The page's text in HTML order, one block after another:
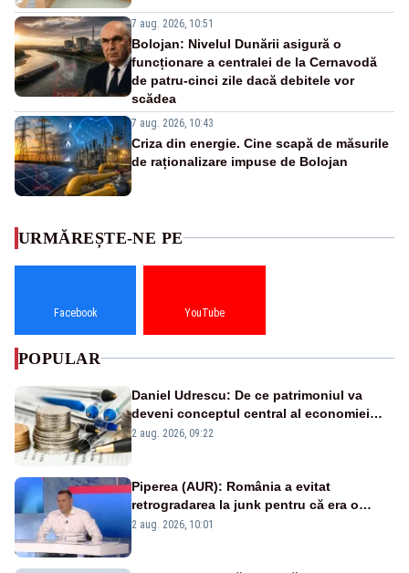
7 aug. 2026, 10:51
Bolojan: Nivelul Dunării asigură o
funcționare a centralei de la Cernavodă
de patru-cinci zile dacă debitele vor
scădea
7 aug. 2026, 10:43
Criza din energie. Cine scapă de măsurile
de raționalizare impuse de Bolojan
URMĂREȘTE-NE PE
Facebook YouTube
POPULAR
Daniel Udrescu: De ce patrimoniul va
deveni conceptul central al economiei
viitoare?
2 aug. 2026, 09:22
Piperea (AUR): România a evitat
retrogradarea la junk pentru că era o
catastrofă pentru bănci și fondurile de
2 aug. 2026, 10:01